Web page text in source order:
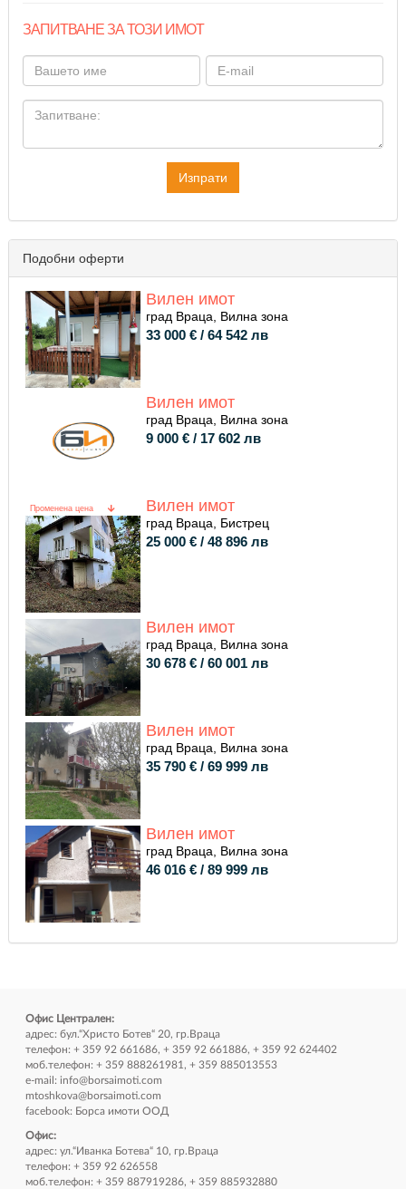
ЗАПИТВАНЕ ЗА ТОЗИ ИМОТ
Подобни оферти
Вилен имот
град Враца, Вилна зона
33 000 € / 64 542 лв
Вилен имот
град Враца, Вилна зона
9 000 € / 17 602 лв
Променена цена Вилен имот
град Враца, Бистрец
25 000 € / 48 896 лв
Вилен имот
град Враца, Вилна зона
30 678 € / 60 001 лв
Вилен имот
град Враца, Вилна зона
35 790 € / 69 999 лв
Вилен имот
град Враца, Вилна зона
46 016 € / 89 999 лв
Офис Централен:
адрес: бул.“Христо Ботев“ 20, гр.Враца
телефон: + 359 92 661686, + 359 92 661886, + 359 92 624402
моб.телефон: + 359 888261981, + 359 885013553
e-mail: info@borsaimoti.com
mtoshkova@borsaimoti.com
facebook: Борса имоти ООД
Офис:
адрес: ул.“Иванка Ботева“ 10, гр.Враца
телефон: + 359 92 626558
моб.телефон: + 359 887919286, + 359 885932880